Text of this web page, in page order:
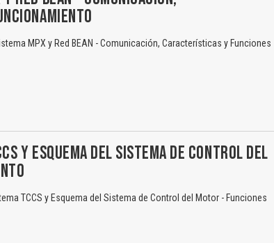
MPX y Red BEAN - Comunicación, Características y Funciones
Y ESQUEMA DEL SISTEMA DE CONTROL DEL
TCCS y Esquema del Sistema de Control del Motor - Funciones